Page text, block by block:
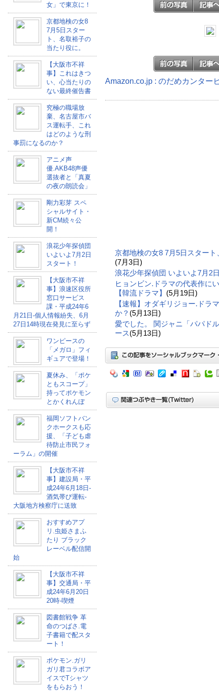
女」で東京に！
京都地検の女8
7月5日スター
ト、名取裕子の
当たり役に。
【大阪市不祥
事】これはきつ
い、心当たりの
ない最終催告書
究極の職場放
棄、名古屋市バ
ス運転手、これ
はどのような刑
事罰になるのか？
アニメ声
優.AKB48声優
選抜者と「真夏
の夜の朗読会」
剛力彩芽 スペ
シャルサイト・
新CM続々公
開！
浪花少年探偵団
いよいよ7月2日
スタート！
【大阪市不祥
事】浪速区役所
窓口サービス
課・平成24年6
月21日-個人情報紛失、6月
27日14時現在発見に至らず
ワンピースの
「メガロ」フィ
ギュアで登場！
夏休み、「ポケ
ともスコープ」
持ってポケモン
とかくれんぼ
福岡ソフトバン
クホークスも応
援、「子ども虐
待防止市民フォ
ーラム」の開催
【大阪市不祥
事】建設局・平
成24年6月18日-
酒気帯び運転-
大阪地方検察庁に送致
おすすめアプ
リ.虫姫さまふ
たり ブラック
レーベル配信開
始
【大阪市不祥
事】交通局・平
成24年6月20日
20時-喫煙
図書館戦争 革
命のつばさ.電
子書籍で配スタ
ート！
ポケモン.ガリ
ガリ君コラボア
イスでTシャツ
をもらおう！
Amazon.co.jp : のだめカンター
京都地検の女8 7月5日スター
(7月3日)
浪花少年探偵団 いよいよ7月2
ヒョンビン.ドラマの代表作に
【韓流ドラマ】 (5月19日)
【速報】オダギリジョー.ドラ
か？ (5月13日)
愛でした。 関ジャニ「パパド
ース(5月13日)